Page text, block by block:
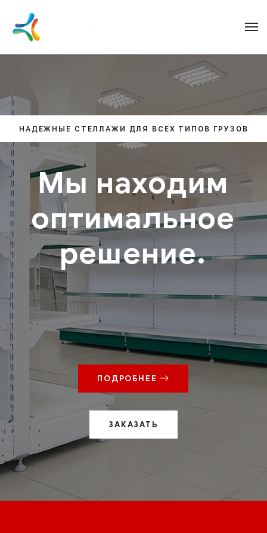
Мы находим
оптимальное
решение.
НАДЕЖНЫЕ СТЕЛЛАЖИ ДЛЯ ВСЕХ ТИПОВ ГРУЗОВ
ПОДРОБНЕЕ
ЗАКАЗАТЬ